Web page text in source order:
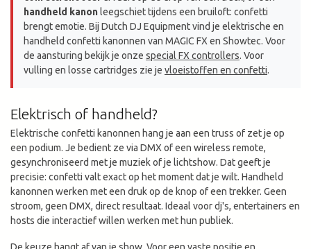
handheld kanon leegschiet tijdens een bruiloft: confetti
brengt emotie. Bij Dutch DJ Equipment vind je elektrische en
handheld confetti kanonnen van MAGIC FX en Showtec. Voor
de aansturing bekijk je onze special FX controllers. Voor
vulling en losse cartridges zie je vloeistoffen en confetti.
Elektrisch of handheld?
Elektrische confetti kanonnen hang je aan een truss of zet je op
een podium. Je bedient ze via DMX of een wireless remote,
gesynchroniseerd met je muziek of je lichtshow. Dat geeft je
precisie: confetti valt exact op het moment dat je wilt. Handheld
kanonnen werken met een druk op de knop of een trekker. Geen
stroom, geen DMX, direct resultaat. Ideaal voor dj's, entertainers en
hosts die interactief willen werken met hun publiek.